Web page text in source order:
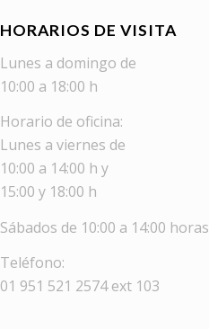
HORARIOS DE VISITA
Lunes a domingo de
10:00 a 18:00 h
Horario de oficina:
Lunes a viernes de
10:00 a 14:00 h y
15:00 y 18:00 h
Sábados de 10:00 a 14:00 horas
Teléfono:
01 951 521 2574 ext 103